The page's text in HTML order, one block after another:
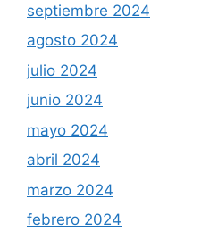
septiembre 2024
agosto 2024
julio 2024
junio 2024
mayo 2024
abril 2024
marzo 2024
febrero 2024